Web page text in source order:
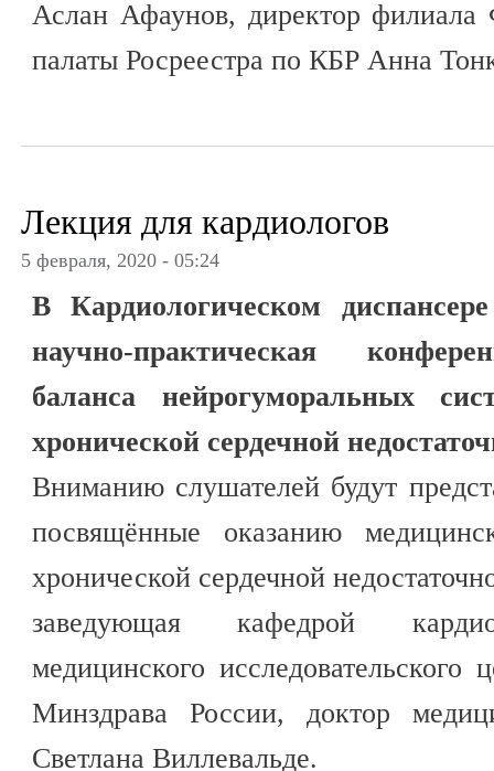
Аслан Афаунов, директор филиала
палаты Росреестра по КБР Анна
Лекция для кардиологов
5 февраля, 2020 - 05:24
В Кардиологическом
научно-практическая
баланса нейрогуморальных
хронической сердечной
Вниманию слушателей будут
посвящённые оказанию
хронической сердечной
заведующая кафедрой
медицинского
Минздрава России, доктор
Светлана Виллевальде.